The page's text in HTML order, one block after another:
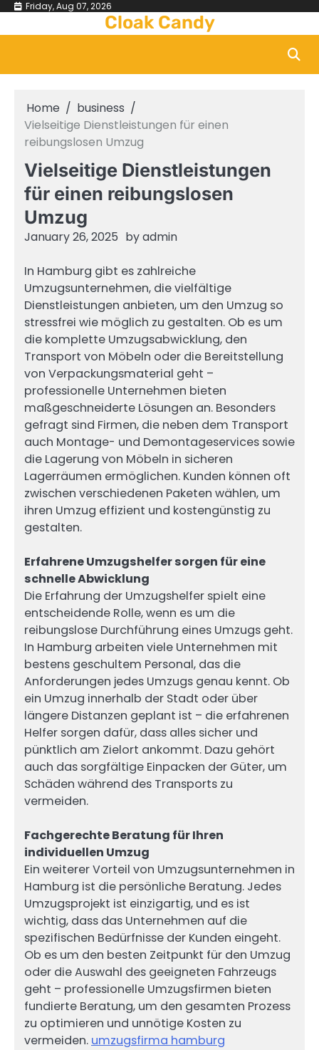
Skip Friday, Aug 07, 2026
Cloak Candy
Home
business
Vielseitige Dienstleistungen für einen
reibungslosen Umzug
Vielseitige Dienstleistungen
für einen reibungslosen
Umzug
January 26, 2025 byadmin
In Hamburg gibt es zahlreiche
Umzugsunternehmen, die vielfältige
Dienstleistungen anbieten, um den Umzug so
stressfrei wie möglich zu gestalten. Ob es um
die komplette Umzugsabwicklung, den
Transport von Möbeln oder die Bereitstellung
von Verpackungsmaterial geht –
professionelle Unternehmen bieten
maßgeschneiderte Lösungen an. Besonders
gefragt sind Firmen, die neben dem Transport
auch Montage- und Demontageservices sowie
die Lagerung von Möbeln in sicheren
Lagerräumen ermöglichen. Kunden können oft
zwischen verschiedenen Paketen wählen, um
ihren Umzug effizient und kostengünstig zu
gestalten.
Erfahrene Umzugshelfer sorgen für eine
schnelle Abwicklung
Die Erfahrung der Umzugshelfer spielt eine
entscheidende Rolle, wenn es um die
reibungslose Durchführung eines Umzugs geht.
In Hamburg arbeiten viele Unternehmen mit
bestens geschultem Personal, das die
Anforderungen jedes Umzugs genau kennt. Ob
ein Umzug innerhalb der Stadt oder über
längere Distanzen geplant ist – die erfahrenen
Helfer sorgen dafür, dass alles sicher und
pünktlich am Zielort ankommt. Dazu gehört
auch das sorgfältige Einpacken der Güter, um
Schäden während des Transports zu
vermeiden.
Fachgerechte Beratung für Ihren
individuellen Umzug
Ein weiterer Vorteil von Umzugsunternehmen in
Hamburg ist die persönliche Beratung. Jedes
Umzugsprojekt ist einzigartig, und es ist
wichtig, dass das Unternehmen auf die
spezifischen Bedürfnisse der Kunden eingeht.
Ob es um den besten Zeitpunkt für den Umzug
oder die Auswahl des geeigneten Fahrzeugs
geht – professionelle Umzugsfirmen bieten
fundierte Beratung, um den gesamten Prozess
zu optimieren und unnötige Kosten zu
vermeiden. umzugsfirma hamburg